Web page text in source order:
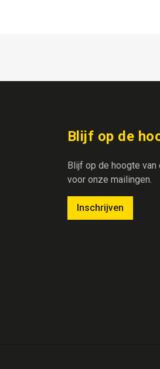
Blijf op de
Blijf op de hoogte
voor onze mailingen.
Inschrijven